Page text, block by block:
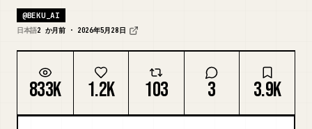
スキル
プロンプト
料金
まとめ
@BEKU_AI
日本語2 か月前 · 2026年5月28日
833K 1.2K 103 3 3.9K